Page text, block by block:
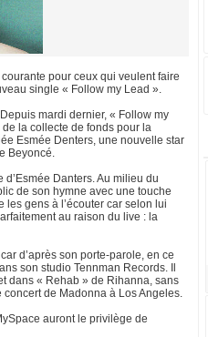
pour ceux qui veulent faire
single « Follow my Lead ».
mardi dernier, « Follow my
la collecte de fonds pour la
Esmée Denters, une nouvelle star
Beyoncé.
Danters. Au milieu du
de son hymne avec une touche
les gens à l’écouter car selon lui
au raison du live : la
d’après son porte-parole, en ce
son studio Tennman Records. Il
dans « Rehab » de Rihanna, sans
de Madonna à Los Angeles.
auront le privilège de